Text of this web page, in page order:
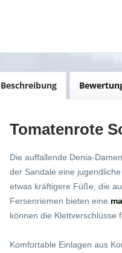
Beschreibung
Tomatenrote
Die auffallende Denia-
der Sandale eine
etwas kräftigere Füße, die
Fersenriemen bieten eine
können die Klettverschlüsse
Komfortable Einlagen aus